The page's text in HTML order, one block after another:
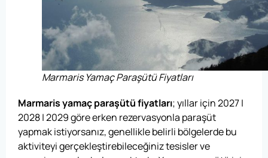
Marmaris Yamaç Paraşütü Fiyatları
Marmaris yamaç paraşütü fiyatları; yıllar için 2027 |
2028 | 2029 göre erken rezervasyonla paraşüt
yapmak istiyorsanız, genellikle belirli bölgelerde bu
aktiviteyi gerçekleştirebileceğiniz tesisler ve